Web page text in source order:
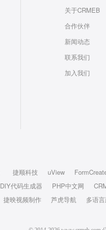
关于CRMEB
合作伙伴
新闻动态
联系我们
加入我们
捷顺科技 uView
DIY代码生成器 PHP中文网
捷映视频制作 芦虎导航 多语